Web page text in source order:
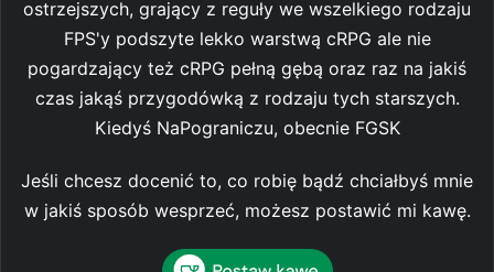
ostrzejszych, grający z reguły we wszelkiego rodzaju
FPS'y podszyte lekko warstwą cRPG ale nie
pogardzający też cRPG pełną gębą oraz raz na jakiś
czas jakąś przygodówką z rodzaju tych starszych.
Kiedyś NaPograniczu, obecnie FGSK
Jeśli chcesz docenić to, co robię bądź chciałbyś mnie
w jakiś sposób wesprzeć, możesz postawić mi kawę.